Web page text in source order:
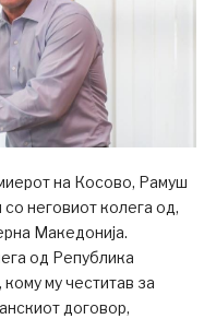
на Косово, Рамуш
со неговиот колега од,
Македонија.
од Република
му честитав за
договор,